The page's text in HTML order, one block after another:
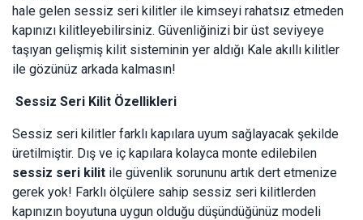
hale gelen sessiz seri kilitler ile kimseyi rahatsız etmeden
kapınızı kilitleyebilirsiniz. Güvenliğinizi bir üst seviyeye
taşıyan gelişmiş kilit sisteminin yer aldığı Kale akıllı kilitler
ile gözünüz arkada kalmasın!
Sessiz Seri Kilit Özellikleri
Sessiz seri kilitler farklı kapılara uyum sağlayacak şekilde
üretilmiştir. Dış ve iç kapılara kolayca monte edilebilen
sessiz seri kilit ile güvenlik sorununu artık dert etmenize
gerek yok! Farklı ölçülere sahip sessiz seri kilitlerden
kapınızın boyutuna uygun olduğu düşündüğünüz modeli